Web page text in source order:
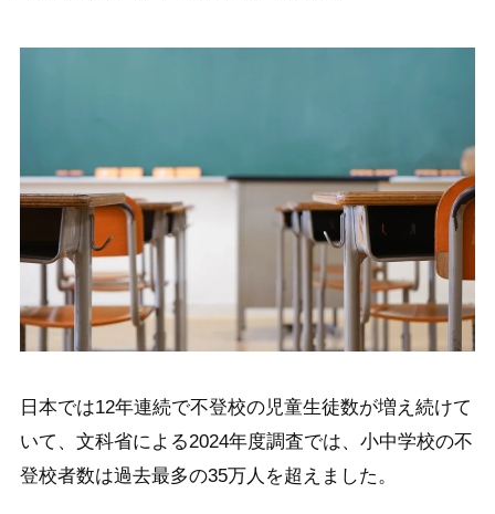
日本では12年連続で不登校の児童生徒数が増え続けて
いて、文科省による2024年度調査では、小中学校の不
登校者数は過去最多の35万人を超えました。